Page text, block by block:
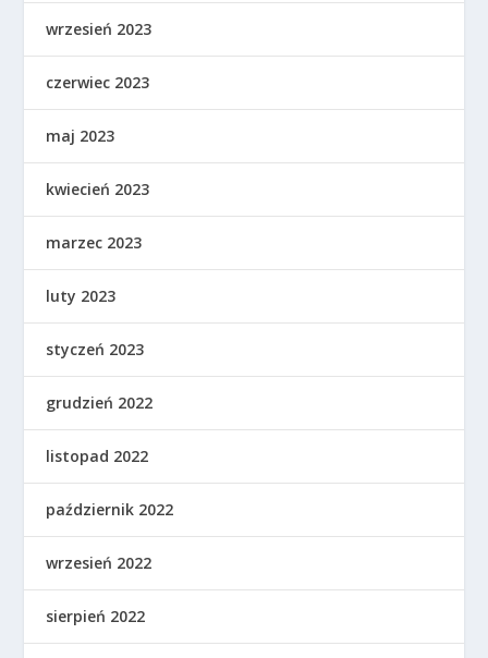
wrzesień 2023
czerwiec 2023
maj 2023
kwiecień 2023
marzec 2023
luty 2023
styczeń 2023
grudzień 2022
listopad 2022
październik 2022
wrzesień 2022
sierpień 2022